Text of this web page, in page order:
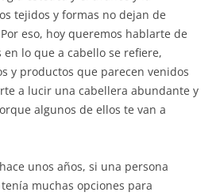
tejidos y formas no dejan de
eso, hoy queremos hablarte de
lo que a cabello se refiere,
y productos que parecen venidos
a lucir una cabellera abundante y
algunos de ellos te van a
unos años, si una persona
muchas opciones para